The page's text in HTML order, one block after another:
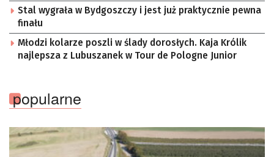
Stal wygrała w Bydgoszczy i jest już praktycznie pewna
finału
Młodzi kolarze poszli w ślady dorosłych. Kaja Królik
najlepsza z Lubuszanek w Tour de Pologne Junior
popularne